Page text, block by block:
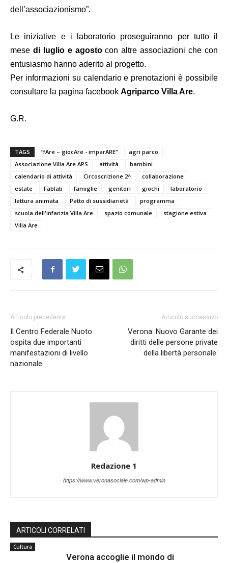
dell’associazionismo”.
Le iniziative e i laboratorio proseguiranno per tutto il
mese di luglio e agosto con altre associazioni che con
entusiasmo hanno aderito al progetto.
Per informazioni su calendario e prenotazioni è possibile
consultare la pagina facebook Agriparco Villa Are.
G.R.
TAGS “fAre – giocAre - imparARE”
agri parco
Associazione Villa Are APS
attività
bambini
calendario di attività
Circoscrizione 2^
collaborazione
estate
Fablab famiglie genitori giochi
laboratorio
lettura animata
Patto di sussidiarietà
programma
scuola dell'infanzia Villa Are
spazio comunale
stagione estiva
Villa Are
Articolo precedente
Il Centro Federale Nuoto
ospita due importanti
manifestazioni di livello
nazionale.
Articolo successivo
Verona: Nuovo Garante dei
diritti delle persone private
della libertà personale.
Redazione 1
https://www.veronasociale.com/wp-admin
ARTICOLI CORRELATI
Cultura
Verona accoglie il mondo di